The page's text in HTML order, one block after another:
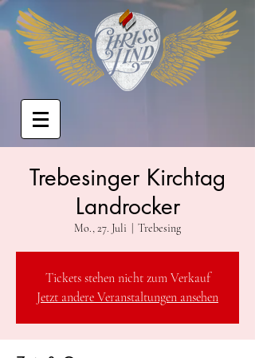
Trebesinger Kirchtag
Landrocker
Mo., 27. Juli Trebesing
Tickets stehen nicht zum Verkauf
Jetzt andere Veranstaltungen ansehen